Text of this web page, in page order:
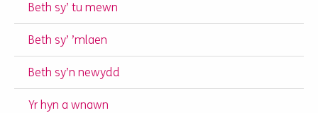
Beth sy’ tu mewn
Beth sy’ ’mlaen
Beth sy’n newydd
Yr hyn a wnawn